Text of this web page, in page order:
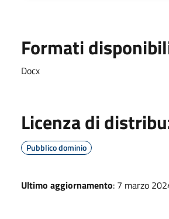
Formati
Docx
Licenza di
Pubblico dominio
Ultimo aggiornamento: 7 marzo